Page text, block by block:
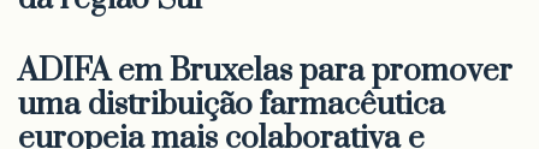
ADIFA em Bruxelas para promover
uma distribuição farmacêutica
europeia mais colaborativa e